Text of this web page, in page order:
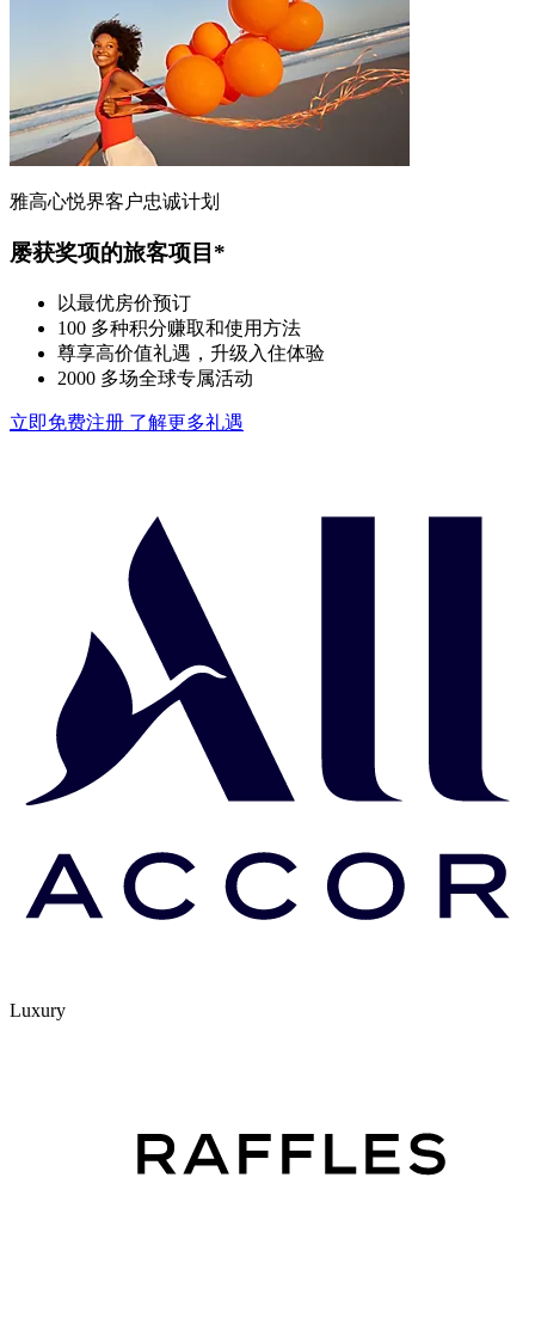
雅高心悦界客户忠诚计划
屡获奖项的旅客项目*
以最优房价预订
100 多种积分赚取和使用方法
尊享高价值礼遇，升级入住体验
2000 多场全球专属活动
立即免费注册 了解更多礼遇
Luxury